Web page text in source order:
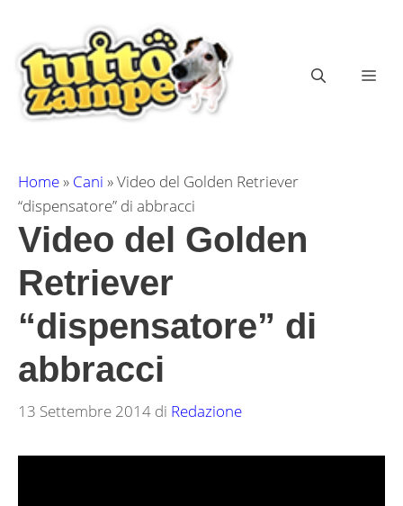
contenuto
Home» Cani »Video del Golden Retriever
“dispensatore” di abbracci
Video del Golden
Retriever
“dispensatore” di
abbracci
13 Settembre 2014 di Redazione